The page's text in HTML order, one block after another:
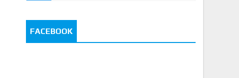
FACEBOOK